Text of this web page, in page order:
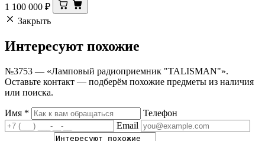
1 100 000 ₽
Закрыть
Интересуют похожие
№3753 — «Ламповый радиоприемник "TALISMAN"».
Оставьте контакт — подберём похожие предметы из наличия
или поиска.
Имя *
Телефон
Email